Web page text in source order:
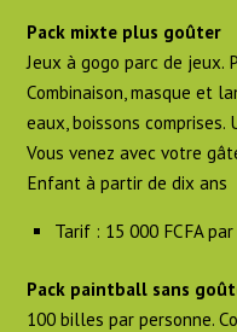
Pack mixte plus goûter
Jeux à gogo parc de jeux.
Combinaison, masque et
eaux, boissons comprises.
Vous venez avec votre
Enfant à partir de dix ans
Tarif : 15 000 FCFA
Pack paintball sans
100 billes par personne.